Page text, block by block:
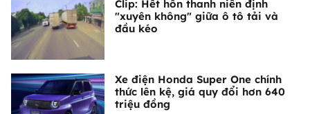
Clip: Hết hồn thanh niên định
"xuyên không" giữa ô tô tải và
đầu kéo
Xe điện Honda Super One chính
thức lên kệ, giá quy đổi hơn 640
triệu đồng